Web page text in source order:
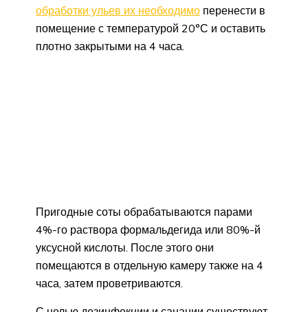
обработки ульев их необходимо перенести в
помещение с температурой 20°С и оставить
плотно закрытыми на 4 часа.
Пригодные соты обрабатываются парами
4%-го раствора формальдегида или 80%-й
уксусной кислоты. После этого они
помещаются в отдельную камеру также на 4
часа, затем проветриваются.